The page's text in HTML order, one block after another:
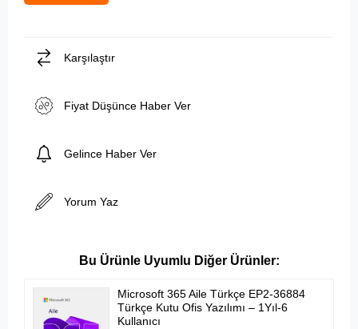
Karşılaştır
Fiyat Düşünce Haber Ver
Gelince Haber Ver
Yorum Yaz
Microsoft 365 Aile Türkçe EP2-36884
Türkçe Kutu Ofis Yazılımı – 1Yıl-6
Kullanıcı